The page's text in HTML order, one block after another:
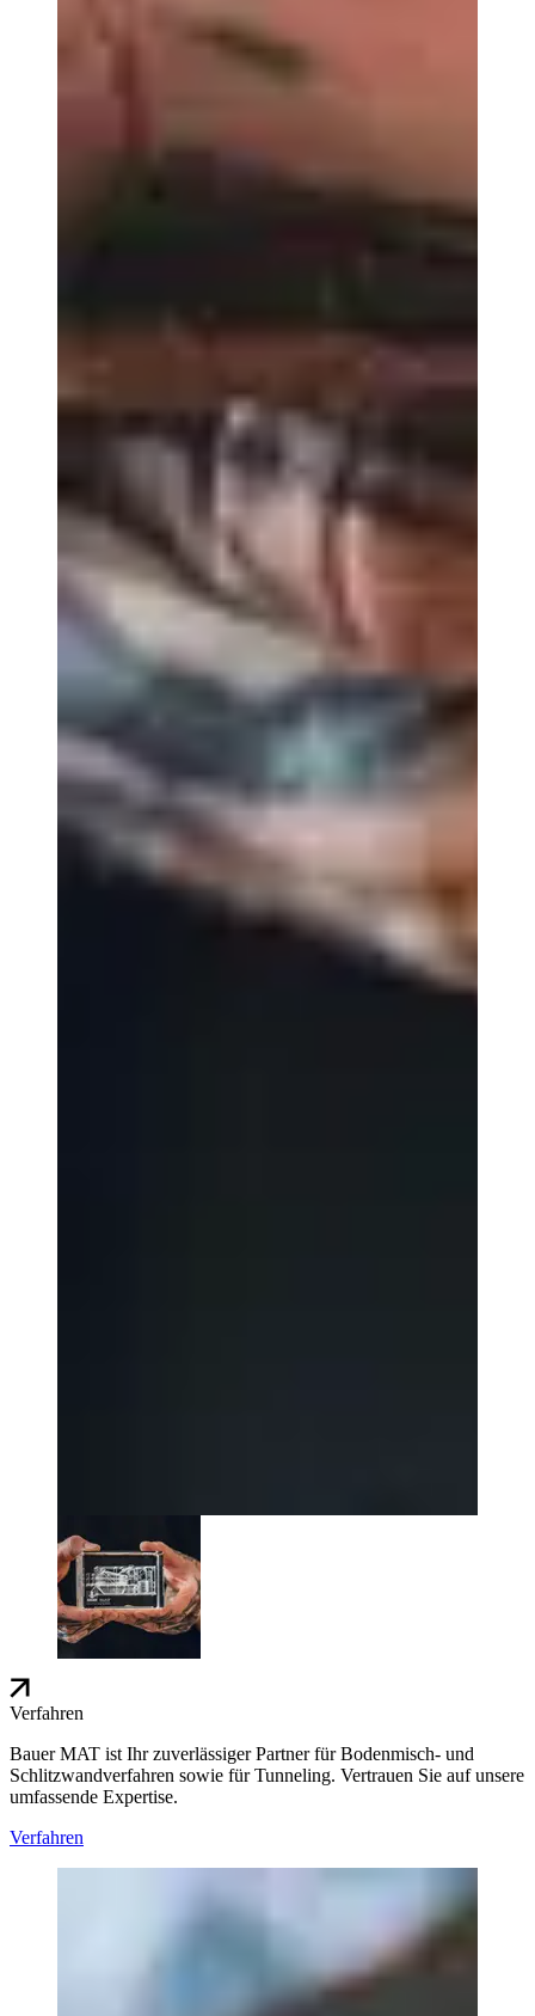
Verfahren
Bauer MAT ist Ihr zuverlässiger Partner für Bodenmisch- und
Schlitzwandverfahren sowie für Tunneling. Vertrauen Sie auf unsere
umfassende Expertise.
Verfahren